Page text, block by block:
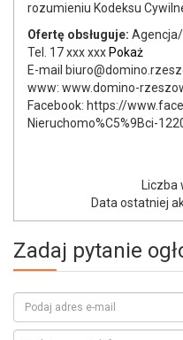
rozumieniu Kodeksu
Ofertę obsługuje: Agencja/
Tel. 17 xxx xxx Pokaż
E-mail
www: www.domino-
Facebook: https://
Nieruchomo%C5%9Bci-
Data ostatniej
Zadaj pytanie